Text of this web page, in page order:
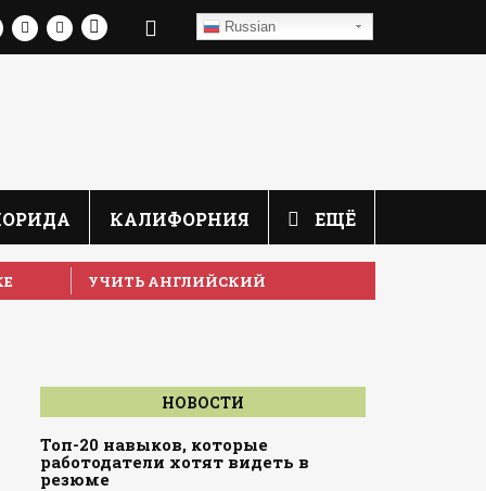
Russian
КАЛИФОРНИЯ ЕЩЁ
УЧИТЬ АНГЛИЙСКИЙ
НОВОСТИ
Топ-20 навыков, которые
работодатели хотят видеть в
резюме